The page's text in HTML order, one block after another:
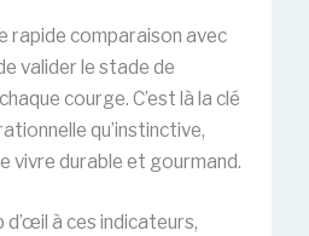
rapide comparaison avec
valider le stade de
courge. C’est là la clé
qu’instinctive,
vivre durable et gourmand.
d’œil à ces indicateurs,